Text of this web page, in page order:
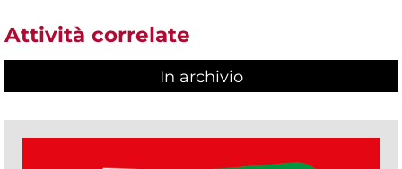
Attività correlate
In archivio